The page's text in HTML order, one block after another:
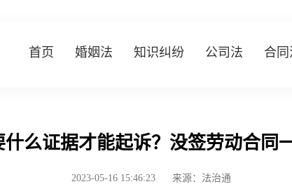
首页 婚姻法 知识纠纷 公司法 合同
什么证据才能起诉？没签劳动合同
2023-05-16 15:46:23 来源：法治通